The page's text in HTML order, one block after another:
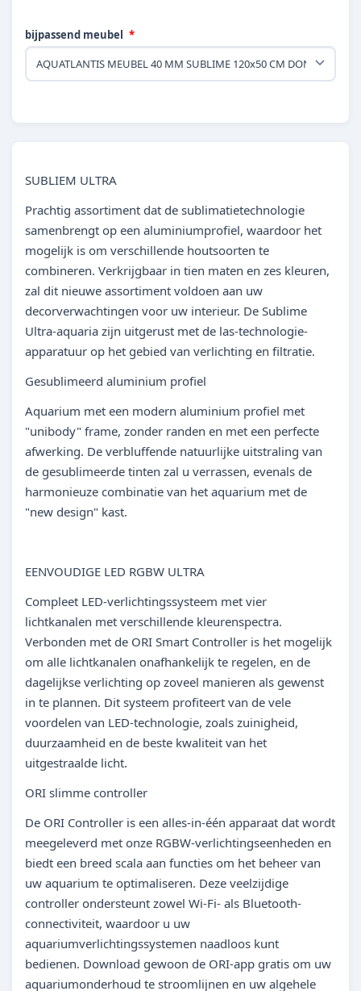
bijpassend meubel
SUBLIEM ULTRA
Prachtig assortiment dat de sublimatietechnologie
samenbrengt op een aluminiumprofiel, waardoor het
mogelijk is om verschillende houtsoorten te
combineren. Verkrijgbaar in tien maten en zes kleuren,
zal dit nieuwe assortiment voldoen aan uw
decorverwachtingen voor uw interieur. De Sublime
Ultra-aquaria zijn uitgerust met de las-technologie-
apparatuur op het gebied van verlichting en filtratie.
Gesublimeerd aluminium profiel
Aquarium met een modern aluminium profiel met
"unibody" frame, zonder randen en met een perfecte
afwerking. De verbluffende natuurlijke uitstraling van
de gesublimeerde tinten zal u verrassen, evenals de
harmonieuze combinatie van het aquarium met de
"new design" kast.
EENVOUDIGE LED RGBW ULTRA
Compleet LED-verlichtingssysteem met vier
lichtkanalen met verschillende kleurenspectra.
Verbonden met de ORI Smart Controller is het mogelijk
om alle lichtkanalen onafhankelijk te regelen, en de
dagelijkse verlichting op zoveel manieren als gewenst
in te plannen. Dit systeem profiteert van de vele
voordelen van LED-technologie, zoals zuinigheid,
duurzaamheid en de beste kwaliteit van het
uitgestraalde licht.
ORI slimme controller
De ORI Controller is een alles-in-één apparaat dat wordt
meegeleverd met onze RGBW-verlichtingseenheden en
biedt een breed scala aan functies om het beheer van
uw aquarium te optimaliseren. Deze veelzijdige
controller ondersteunt zowel Wi-Fi- als Bluetooth-
connectiviteit, waardoor u uw
aquariumverlichtingssystemen naadloos kunt
bedienen. Download gewoon de ORI-app gratis om uw
aquariumonderhoud te stroomlijnen en uw algehele